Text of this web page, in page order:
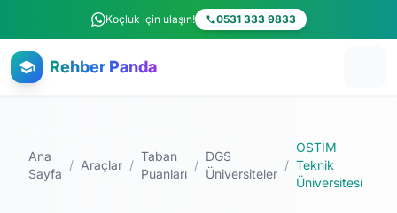
Ana içeriğe atlaKoçluk için ulaşın! 0531 333 9833
Rehber Panda
Ana
Sayfa
/ Araçlar /
Taban
Puanları
/
DGS
Üniversiteler
/
OSTİM
Teknik
Üniversitesi